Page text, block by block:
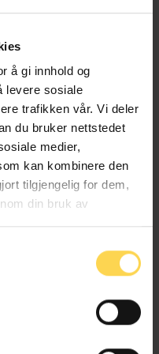
å gi innhold og
levere sosiale
trafikken vår. Vi deler
du bruker nettstedet
medier,
kan kombinere den
tilgjengelig for dem,
din bruk av
har også publisert
i
og som leiar,
Tore var mellom
og var den som